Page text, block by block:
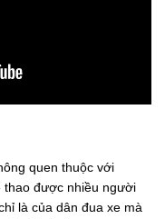
quen thuộc với
thao được nhiều người
là của dân đua xe mà